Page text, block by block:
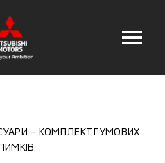
КОМПЛЕКТ ГУМОВИХ